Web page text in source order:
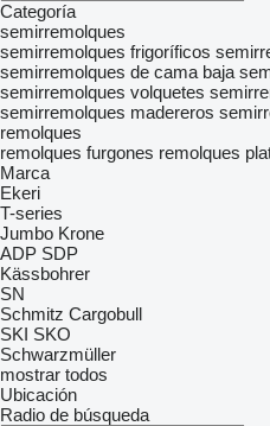
Categoría
semirremolques
semirremolques frigoríficos
semirremolques de cama baja
semirremolques volquetes
semirremolques madereros
remolques
remolques furgones remolques
Marca
Ekeri
T-series
Jumbo Krone
ADP SDP
Kässbohrer
SN
Schmitz Cargobull
SKI SKO
Schwarzmüller
mostrar todos
Ubicación
Radio de búsqueda